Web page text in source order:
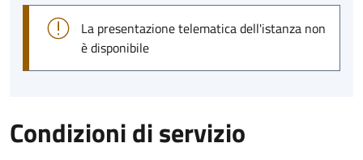
La presentazione telematica dell'istanza non
è disponibile
Condizioni di servizio